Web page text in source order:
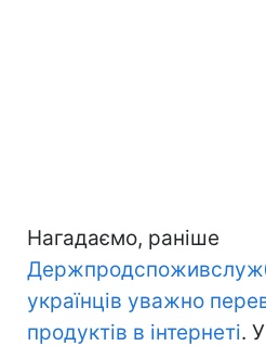
Нагадаємо, раніше
українців уважно
продуктів в інтернеті.